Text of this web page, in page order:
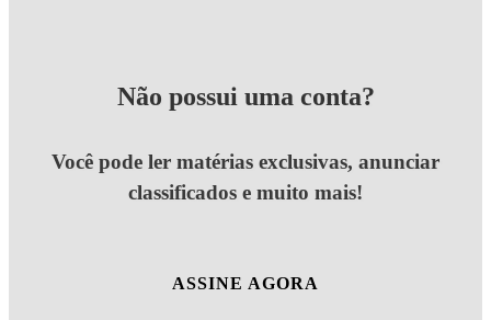
Não possui uma conta?
Você pode ler matérias exclusivas, anunciar
classificados e muito mais!
ASSINE AGORA